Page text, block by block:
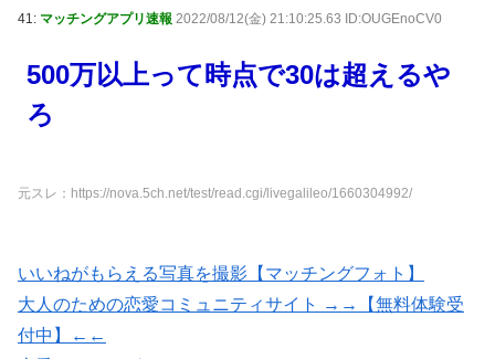
41: マッチングアプリ速報 2022/08/12(金) 21:10:25.63 ID:OUGEnoCV0
500万以上って時点で30は超えるや
ろ
元スレ：https://nova.5ch.net/test/read.cgi/livegalileo/1660304992/
いいねがもらえる写真を撮影【マッチングフォト】
大人のための恋愛コミュニティサイト →→【無料体験受
付中】←←